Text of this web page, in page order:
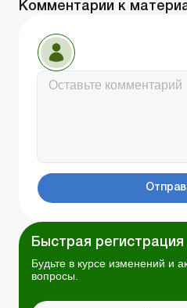
Комментарии к
Быстрая регистрация
Будьте в курсе изменений и
вопросы.